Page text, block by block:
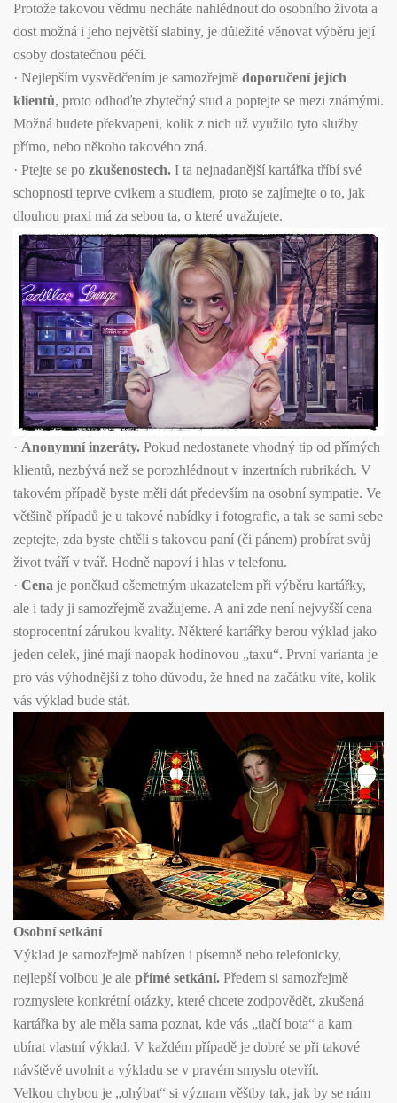
Protože takovou vědmu necháte nahlédnout do osobního života a
dost možná i jeho největší slabiny, je důležité věnovat výběru její
osoby dostatečnou péči.
· Nejlepším vysvědčením je samozřejmě doporučení jejích
klientů, proto odhoďte zbytečný stud a poptejte se mezi známými.
Možná budete překvapeni, kolik z nich už využilo tyto služby
přímo, nebo někoho takového zná.
· Ptejte se po zkušenostech. I ta nejnadanější kartářka tříbí své
schopnosti teprve cvikem a studiem, proto se zajímejte o to, jak
dlouhou praxi má za sebou ta, o které uvažujete.
· Anonymní inzeráty. Pokud nedostanete vhodný tip od přímých
klientů, nezbývá než se porozhlédnout v inzertních rubrikách. V
takovém případě byste měli dát především na osobní sympatie. Ve
většině případů je u takové nabídky i fotografie, a tak se sami sebe
zeptejte, zda byste chtěli s takovou paní (či pánem) probírat svůj
život tváří v tvář. Hodně napoví i hlas v telefonu.
· Cena je poněkud ošemetným ukazatelem při výběru kartářky,
ale i tady ji samozřejmě zvažujeme. A ani zde není nejvyšší cena
stoprocentní zárukou kvality. Některé kartářky berou výklad jako
jeden celek, jiné mají naopak hodinovou „taxu“. První varianta je
pro vás výhodnější z toho důvodu, že hned na začátku víte, kolik
vás výklad bude stát.
Osobní setkání
Výklad je samozřejmě nabízen i písemně nebo telefonicky,
nejlepší volbou je ale přímé setkání. Předem si samozřejmě
rozmyslete konkrétní otázky, které chcete zodpovědět, zkušená
kartářka by ale měla sama poznat, kde vás „tlačí bota“ a kam
ubírat vlastní výklad. V každém případě je dobré se při takové
návštěvě uvolnit a výkladu se v pravém smyslu otevřít.
Velkou chybou je „ohýbat“ si význam věštby tak, jak by se nám